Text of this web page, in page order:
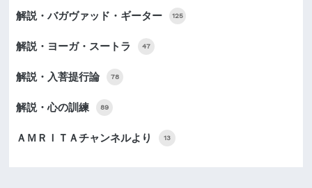
解説・バガヴァッド・ギーター 125
解説・ヨーガ・スートラ 47
解説・入菩提行論 78
解説・心の訓練 89
ＡＭＲＩＴＡチャンネルより 13